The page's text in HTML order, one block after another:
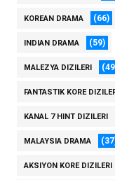
KOREAN DRAMA (66)
INDIAN DRAMA (59)
MALEZYA DIZILERI
FANTASTIK KORE
KANAL 7 HINT DIZILERI
MALAYSIA DRAMA
AKSIYON KORE DIZILERI